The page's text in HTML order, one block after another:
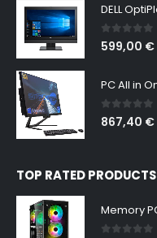
0out of 5
599,00 €
0out of 5
867,40 €
TOP RATED PRODUCTS